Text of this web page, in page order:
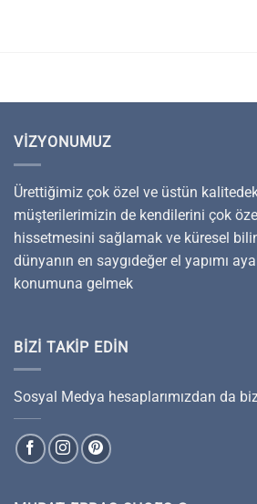
VIZYONUMUZ
Ürettiğimiz çok özel ve üstün
müşterilerimizin de kendilerini çok özel
hissetmesini sağlamak ve küresel
dünyanın en saygıdeğer el yapımı
konumuna gelmek
BIZI TAKIP EDIN
Sosyal Medya hesaplarımızdan da